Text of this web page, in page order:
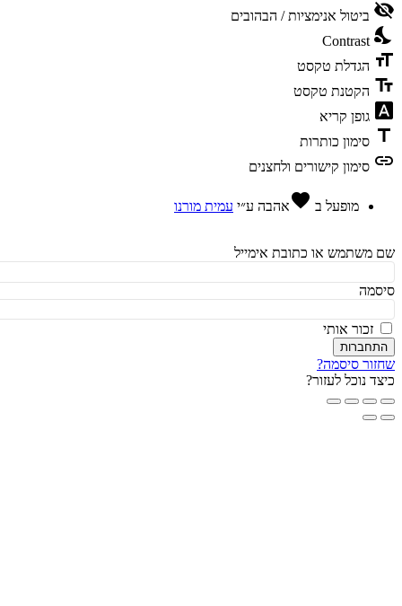
ביטול אנימציות / הבהובים
Contrast
הגדלת טקסט
הקטנת טקסט
גופן קריא
סימון כותרות
סימון קישורים ולחצנים
מופעל בfavorite אהבהע״י עמית מורנו
או כתובת אימייל
זכור אותי
סיסמה?
נוכל לעזור?